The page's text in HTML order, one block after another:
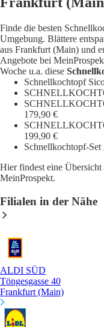
Finde die besten
Umgebung. Blättere
aus Frankfurt (Main) und
Angebote bei
Woche u.a. diese
Schnellkochtopf
179,90 €
199,90 €
Schnellkochtopf-Set
Hier findest eine Übersicht
MeinProspekt.
Filialen in der Nähe
ALDI SÜD
Töngesgasse 40
Frankfurt (Main)